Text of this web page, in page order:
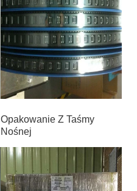
Opakowanie Z Taśmy
Nośnej